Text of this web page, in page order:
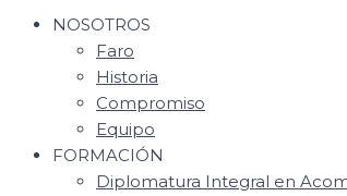
NOSOTROS
Faro
Historia
Compromiso
Equipo
FORMACIÓN
Diplomatura Integral en